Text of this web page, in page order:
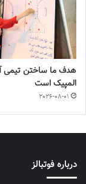
هدف ما ساختن تیمی
المپیک است
2026-08-01
درباره فوتبالز